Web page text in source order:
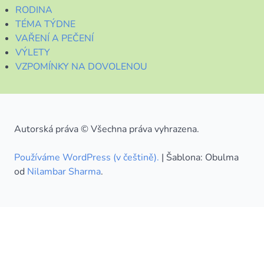
RODINA
TÉMA TÝDNE
VAŘENÍ A PEČENÍ
VÝLETY
VZPOMÍNKY NA DOVOLENOU
Autorská práva © Všechna práva vyhrazena.
Používáme WordPress (v češtině). | Šablona: Obulma
od Nilambar Sharma.